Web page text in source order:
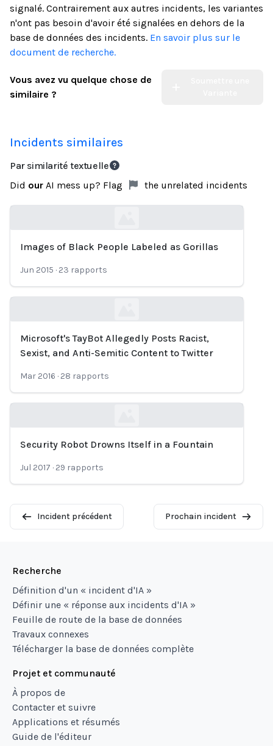
signalé. Contrairement aux autres incidents, les variantes
n'ont pas besoin d'avoir été signalées en dehors de la
base de données des incidents. En savoir plus sur le
document de recherche.
Vous avez vu quelque chose de
similaire ?
Incidents similaires
Par similarité textuelle
Did our AI mess up? Flag the unrelated incidents
Loading...
Images of Black People Labeled as Gorillas
Jun 2015 · 23 rapports
Loading...
Microsoft's TayBot Allegedly Posts Racist,
Sexist, and Anti-Semitic Content to Twitter
Mar 2016 · 28 rapports
Security Robot Drowns Itself in a Fountain
Jul 2017 · 29 rapports
Incident précédent Prochain incident
Recherche
Définition d'un « incident d'IA »
Définir une « réponse aux incidents d'IA »
Feuille de route de la base de données
Travaux connexes
Télécharger la base de données complète
Projet et communauté
À propos de
Contacter et suivre
Applications et résumés
Guide de l'éditeur